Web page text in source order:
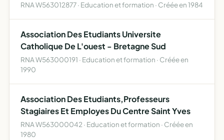
RNA W563012877 · Education et formation · Créée en 1984
Association Des Etudiants Universite
Catholique De L'ouest - Bretagne Sud
RNA W563000191 · Education et formation · Créée en
1990
Association Des Etudiants,Professeurs
Stagiaires Et Employes Du Centre Saint Yves
RNA W563000042 · Education et formation · Créée en
1980